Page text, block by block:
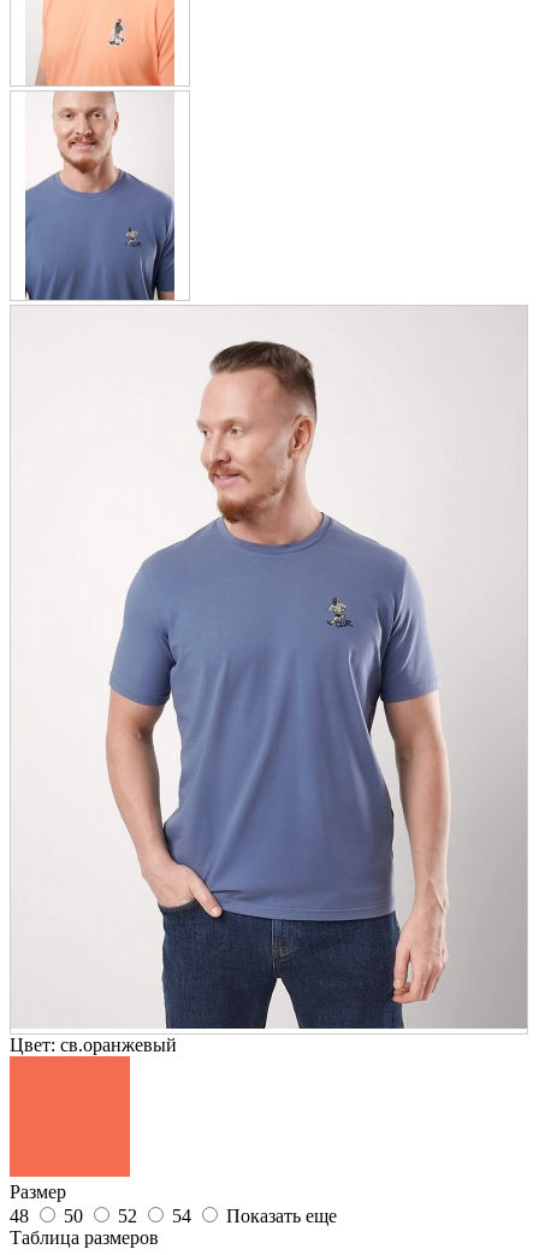
Цвет: св.оранжевый
Размер
48
50 52 54
Показать еще
Таблица размеров